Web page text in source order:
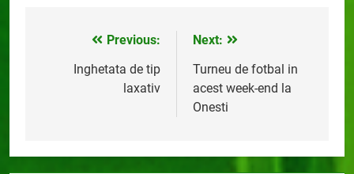
NavigarePrevious:
Inghetata de tip
laxativ
Next:
Turneu de fotbal in
acest week-end la
Onesti